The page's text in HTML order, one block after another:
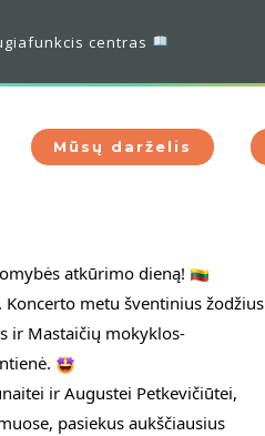
Mūsų darželis
atkūrimo dieną!
metu šventinius žodžius
ir Mastaičių mokyklos-
ir Augustei Petkevičiūtei,
pasiekus aukščiausius